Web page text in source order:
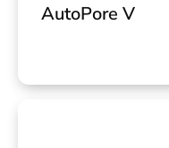
AutoPore V